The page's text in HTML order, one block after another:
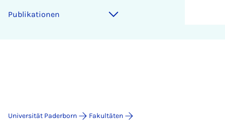
Publikationen
Universität Paderborn
Fakultäten